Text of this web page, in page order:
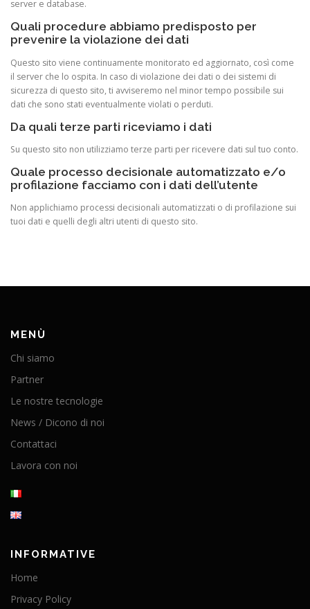
server e database.
Quali procedure abbiamo predisposto per
prevenire la violazione dei dati
Questo sito viene continuamente monitorato ed aggiornato, così come
il server che lo ospita. In caso di violazione dei dati o dei sistemi di
sicurezza di questo sito, ti avviseremo nel minor tempo possibile sui
dati che sono stati eventualmente violati o perduti.
Da quali terze parti riceviamo i dati
Su questo sito non utilizziamo terze parti per ricevere dati sul tuo conto.
Quale processo decisionale automatizzato e/o
profilazione facciamo con i dati dell’utente
Non applichiamo processi decisionali automatizzati o di profilazione sui
tuoi dati e quelli degli altri utenti di questo sito.
MENÙ
Chi siamo
Partner
Le nostre tecnologie
News / Dicono di noi
Contattaci
Lavora con noi
INFORMATIVE
Home
Privacy Policy